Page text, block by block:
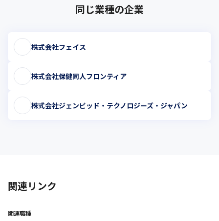
同じ業種の企業
株式会社フェイス
株式会社保健同人フロンティア
株式会社ジェンビッド・テクノロジーズ・ジャパン
関連リンク
関連職種